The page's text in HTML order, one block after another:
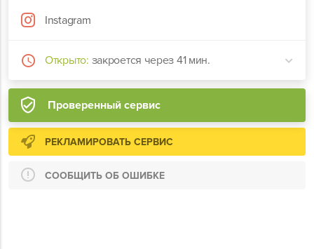
Проверенный сервис
Instagram
Открыто: закроется через 41 мин.
РЕКЛАМИРОВАТЬ СЕРВИС
СООБЩИТЬ ОБ ОШИБКЕ